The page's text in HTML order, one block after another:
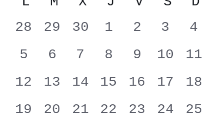
la
Eventos
0
28
0
29
0
30
0
1
0
2
0
3
0
4
0
5
0
6
0
7
0
8
0
9
0
10
0
11
0
12
0
13
0
14
0
15
0
16
0
17
0
18
0
19
0
20
0
21
0
22
0
23
0
24
0
25